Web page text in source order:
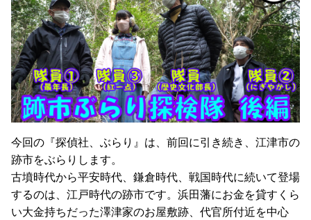
今回の『探偵社、ぶらり』は、前回に引き続き、江津市の
跡市をぶらりします。
古墳時代から平安時代、鎌倉時代、戦国時代に続いて登場
するのは、江戸時代の跡市です。浜田藩にお金を貸すくら
い大金持ちだった澤津家のお屋敷跡、代官所付近を中心